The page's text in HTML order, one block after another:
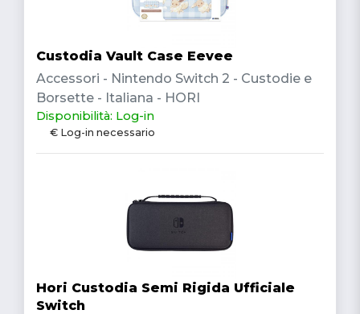
Custodia Vault Case Eevee
Accessori - Nintendo Switch 2 - Custodie e
Borsette - Italiana - HORI
Disponibilità: Log-in
€ Log-in necessario
Hori Custodia Semi Rigida Ufficiale
Switch